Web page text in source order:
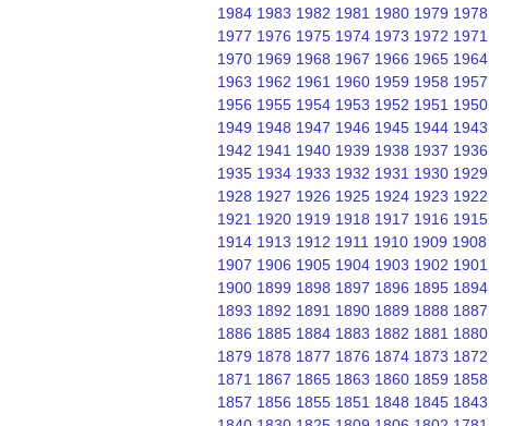
1984 1983 1982 1981 1980 1979 1978
1977 1976 1975 1974 1973 1972 1971
1970 1969 1968 1967 1966 1965 1964
1963 1962 1961 1960 1959 1958 1957
1956 1955 1954 1953 1952 1951 1950
1949 1948 1947 1946 1945 1944 1943
1942 1941 1940 1939 1938 1937 1936
1935 1934 1933 1932 1931 1930 1929
1928 1927 1926 1925 1924 1923 1922
1921 1920 1919 1918 1917 1916 1915
1914 1913 1912 1911 1910 1909 1908
1907 1906 1905 1904 1903 1902 1901
1900 1899 1898 1897 1896 1895 1894
1893 1892 1891 1890 1889 1888 1887
1886 1885 1884 1883 1882 1881 1880
1879 1878 1877 1876 1874 1873 1872
1871 1867 1865 1863 1860 1859 1858
1857 1856 1855 1851 1848 1845 1843